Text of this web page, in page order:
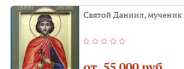
Святой Даниил, мученик